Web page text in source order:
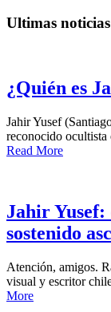
Ultimas noticias
¿Quién es
Jahir Yusef
reconocido
Read More
Jahir Yusef:
sostenido
Atención, amigos.
visual y escritor
More